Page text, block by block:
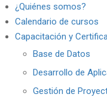
¿Quiénes somos?
Calendario de cursos
Capacitación y
Base de Datos
Desarrollo de
Gestión de